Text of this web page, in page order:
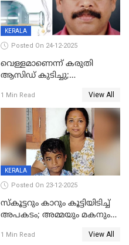
KERALA
Posted On 24-12-2025
വെള്ളമാണെന്ന് കരുതി
ആസിഡ് കുടിച്ചു;
മരിച്ചു
1 Min Read View All
KERALA
Posted On 23-12-2025
സ്കൂട്ടറും കാറും കൂട്ടിയിടിച്ച്
അപകടം; അമ്മയും മകനും
ഗുരുതരാവസ്ഥയിൽ
1 Min Read View All